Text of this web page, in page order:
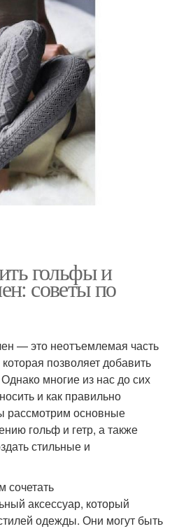
гольфы и
советы по
— это неотъемлемая часть
позволяет добавить
многие из нас до сих
и как правильно
рассмотрим основные
гольф и гетр, а также
стильные и
сочетать
аксессуар, который
одежды. Они могут быть